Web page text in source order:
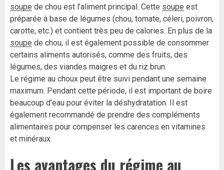
soupe de chou est l’aliment principal. Cette soupe est
préparée à base de légumes (chou, tomate, céleri, poivron,
carotte, etc.) et contient très peu de calories. En plus de la
soupe de chou, il est également possible de consommer
certains aliments autorisés, comme des fruits, des
légumes, des viandes maigres et du riz brun.
Le régime au choux peut être suivi pendant une semaine
maximum. Pendant cette période, il est important de boire
beaucoup d’eau pour éviter la déshydratation. Il est
également recommandé de prendre des compléments
alimentaires pour compenser les carences en vitamines
et minéraux.
Les avantages du régime au